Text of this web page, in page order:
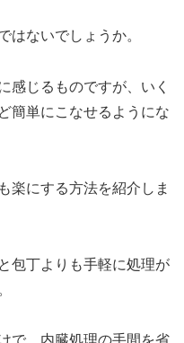
はないでしょうか。
感じるものですが、いく
簡単にこなせるようにな
楽にする方法を紹介しま
包丁よりも手軽に処理が